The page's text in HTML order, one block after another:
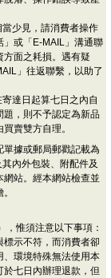
少見，請消費者操作
」或「E-MAIL」溝通聯
面之耗損。遇有疑
」往返聯繫，以助了
達日起算七日之內自
題，則不予認定為新品
賣雙方自理。
單據或郵局郵戳記載為
內外包裝、附配件及
站。經本網站檢查並
惟須注意以下事項：
標示不符，而消費者卻
、環境特殊無法使用本
七日內辦理退款，但